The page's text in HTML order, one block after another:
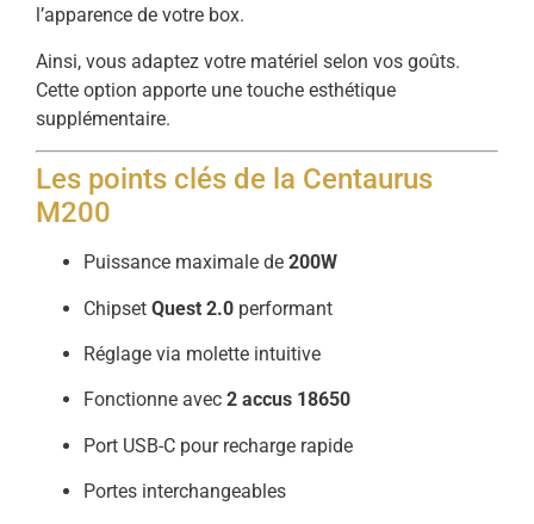
l’apparence de votre box.
Ainsi, vous adaptez votre matériel selon vos goûts.
Cette option apporte une touche esthétique
supplémentaire.
Les points clés de la Centaurus
M200
Puissance maximale de 200W
Chipset Quest 2.0 performant
Réglage via molette intuitive
Fonctionne avec 2 accus 18650
Port USB-C pour recharge rapide
Portes interchangeables